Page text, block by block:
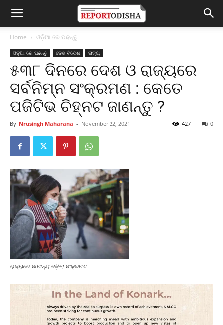
Home ଓଡ଼ିଆ ରେ ପଢନ୍ତୁ
ଓଡ଼ିଆ ରେ ପଢନ୍ତୁ ଦେଶ ବିଦେଶ ରାଜ୍ୟ
୫୩୮ ଦିନରେ ଦେଶ ଓ ରାଜ୍ୟରେ
ସର୍ବନିମ୍ନ ସଂକ୍ରମଣ : କେତେ
ପଜିଟିଭ ଚିହ୍ନଟ ଜାଣନ୍ତୁ ?
By Nrusingh Maharana - November 22, 2021 0
427
ରାଜ୍ୟରେ ସାମାନ୍ୟ ବଢ଼ିଲା ସଂକ୍ରମଣ